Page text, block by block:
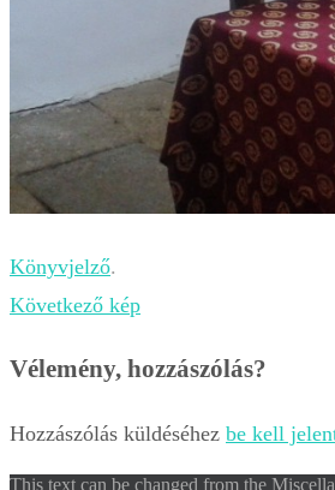
Könyvjelző.
Következő kép
Vélemény, hozzászólás?
Hozzászólás küldéséhez be kell
This text can be changed from the